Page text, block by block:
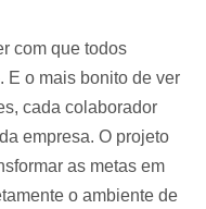
com que todos
E o mais bonito de ver
cada colaborador
empresa. O projeto
as metas em
o ambiente de